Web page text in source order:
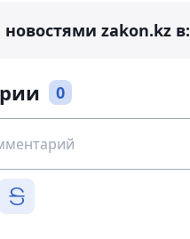
новостями zakon.kz в:
0